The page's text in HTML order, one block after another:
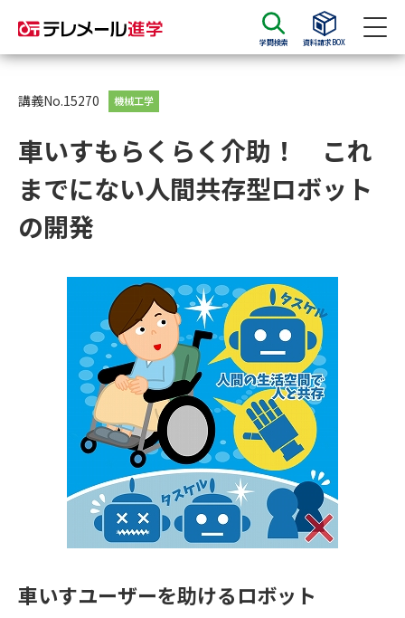
学問検索 資料請求BOX
資料請求
大学・短大の資料種類から請求
大学パンフ
大学・短大以外の資料から請求
専門学校の資料請求 大学院の資料請求
留学・進学関連、塾・予備校
大学入学共通テスト「受験案
内」の請求
大学入学共通テスト「受験上の
配慮案内」の請求
高等学校卒業程度認定試験
高等学校（情報）教員資格認定
講義No.15270 機械工学
車いすもらくらく介助！ これ
までにない人間共存型ロボット
の開発
車いすユーザーを助けるロボット